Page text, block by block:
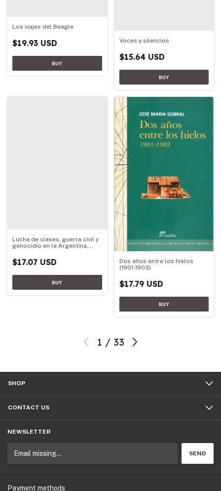
Los viajes del Beagle
$19.93 USD Voces y silencios
$15.64 USD
Lucha de clases, guerra civil y
genocidio en la Argentina,
$17.07 USD
Dos años entre los hielos
(1901-1903)
$17.79 USD
1 / 33
SHOP
CONTACT US
NEWSLETTER
Payment methods